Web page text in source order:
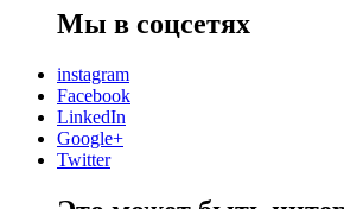
Мы в соцсетях
instagram
Facebook
LinkedIn
Google+
Twitter